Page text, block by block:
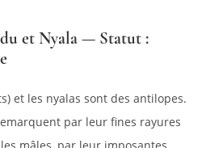
et Nyala — Statut :
et les nyalas sont des antilopes.
par leur fines rayures